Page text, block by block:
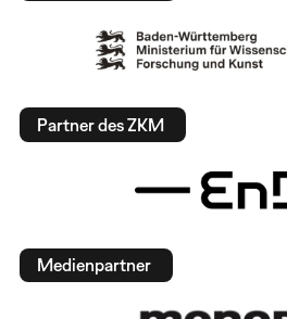
Partner des ZKM
Medienpartner